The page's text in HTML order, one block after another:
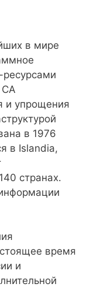
в мире
и упрощения
в 1976
в Islandia,
странах.
время
и